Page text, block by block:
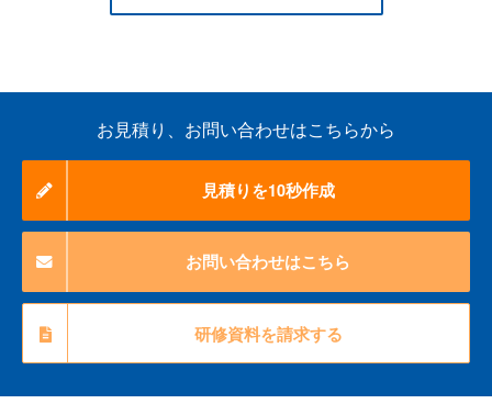
お見積り、お問い合わせはこちらから
見積りを10秒作成
お問い合わせはこちら
研修資料を請求する